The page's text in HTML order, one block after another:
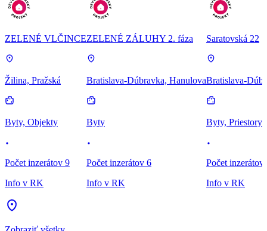
ZELENÉ VLČINCE
Žilina, Pražská
Byty, Objekty
Počet inzerátov 9
Info v RK
ZELENÉ ZÁLUHY 2. fáza
Bratislava-Dúbravka, Hanulova
Byty
Počet inzerátov 6
Info v RK
Saratovská 22
Bratislava-
Byty, Priestory
Počet inzerátov
Info v RK